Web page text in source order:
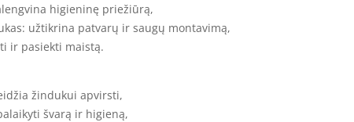
higieninę priežiūrą,
užtikrina patvarų ir saugų montavimą,
ir pasiekti maistą.
žindukui apvirsti,
švarą ir higieną,